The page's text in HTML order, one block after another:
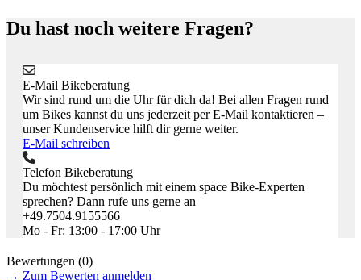
Du hast noch weitere Fragen?
E-Mail Bikeberatung
Wir sind rund um die Uhr für dich da! Bei allen Fragen rund
um Bikes kannst du uns jederzeit per E-Mail kontaktieren –
unser Kundenservice hilft dir gerne weiter.
E-Mail schreiben
Telefon Bikeberatung
Du möchtest persönlich mit einem space Bike-Experten
sprechen? Dann rufe uns gerne an
+49.7504.9155566
Mo - Fr: 13:00 - 17:00 Uhr
Bewertungen (0)
→ Zum Bewerten anmelden